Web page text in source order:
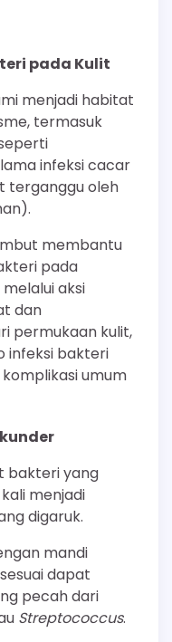
pada Kulit
menjadi habitat
termasuk
infeksi cacar
terganggu oleh
membantu
pada
aksi
dan
permukaan kulit,
infeksi bakteri
umum
bakteri yang
menjadi
digaruk.
mandi
dapat
pecah dari
Streptococcus.